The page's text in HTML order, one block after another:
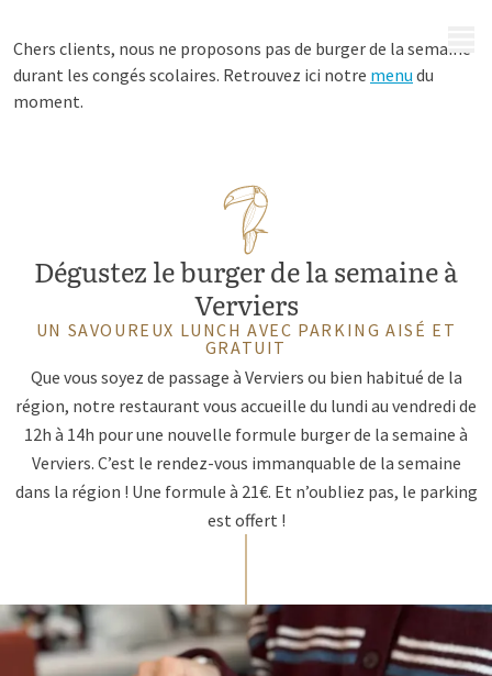
Chers clients, nous ne proposons pas de burger de la semaine
durant les congés scolaires. Retrouvez ici notre menu du
moment.
Dégustez le burger de la semaine à
Verviers
UN SAVOUREUX LUNCH AVEC PARKING AISÉ ET
GRATUIT
Que vous soyez de passage à Verviers ou bien habitué de la
région, notre restaurant vous accueille du lundi au vendredi de
12h à 14h pour une nouvelle formule burger de la semaine à
Verviers. C’est le rendez-vous immanquable de la semaine
dans la région ! Une formule à 21€. Et n’oubliez pas, le parking
est offert !